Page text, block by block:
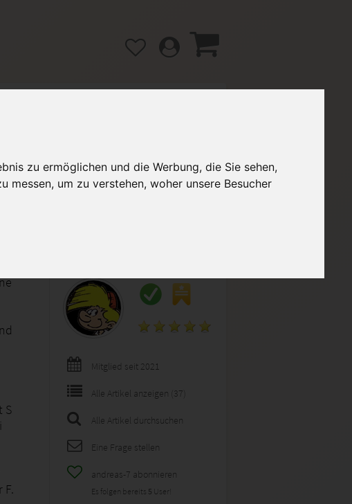
zu ermöglichen und die Werbung, die Sie sehen,
messen, um zu verstehen, woher unsere Besucher
S
F.
Mitglied seit 2021
Alle Artikel anzeigen (37)
Alle Artikel durchsuchen
Eine Frage stellen
andreas-7 abonnieren
Es folgen bereits 5 User!